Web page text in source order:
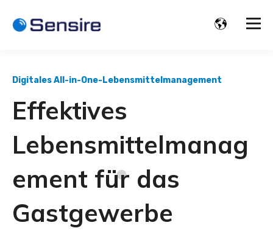
Digitales All-in-One-Lebensmittelmanagement
Effektives
Lebensmittelmanag
ement für das
Gastgewerbe